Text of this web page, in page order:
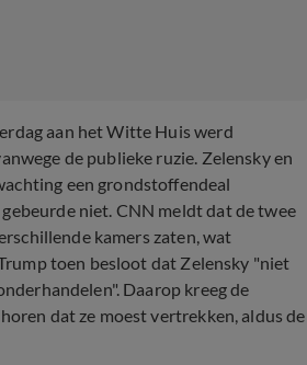
aan het Witte Huis werd
de publieke ruzie. Zelensky en
een grondstoffendeal
niet. CNN meldt dat de twee
kamers zaten, wat
toen besloot dat Zelensky "niet
Daarop kreeg de
dat ze moest vertrekken, aldus de